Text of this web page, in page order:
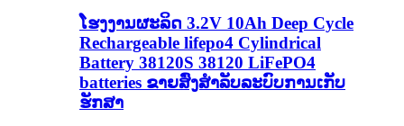
ໂຮງງານຜະລິດ 3.2V 10Ah Deep Cycle
Rechargeable lifepo4 Cylindrical
Battery 38120S 38120 LiFePO4
batteries ຂາຍສົ່ງສໍາລັບລະບົບການເກັບ
ຮັກສາ